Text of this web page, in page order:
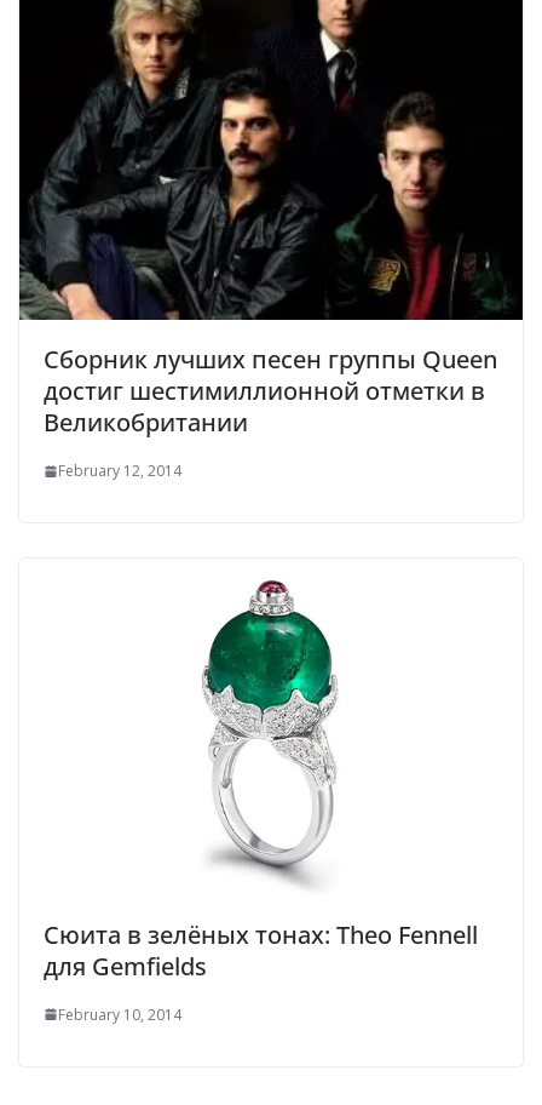
Сборник лучших песен группы Queen
достиг шестимиллионной отметки в
Великобритании
February 12, 2014
Сюита в зелёных тонах: Theo Fennell
для Gemfields
February 10, 2014